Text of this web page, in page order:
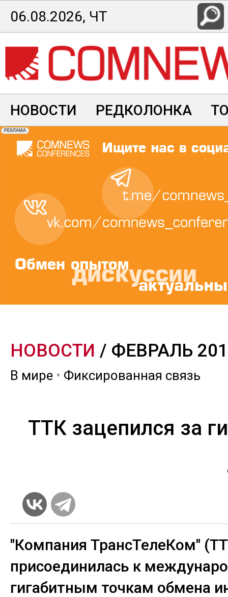
Перейти
к
основному
содержанию
06.08.2026, ЧТ
НОВОСТИ РЕДКОЛОНКА
НОВОСТИ / ФЕВРАЛЬ
В мире • Фиксированная связь
ТТК зацепился за
"Компания ТрансТелеКом"
присоединилась к
гигабитным точкам обмена